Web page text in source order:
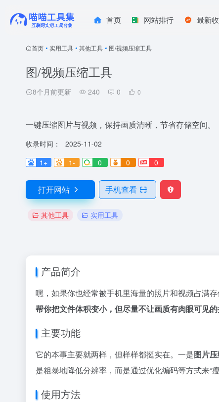
首页 网站排行 最新
首页 • 实用工具 • 其他工具 • 图/视频压缩工具
图/视频压缩工具
8个月前更新 240 0 0
一键压缩图片与视频，保持画质清晰，节省存储空间。
收录时间：
2025-11-02
1+
1- 0 0 0
打开网站 手机查看
其他工具 实用工具
产品简介
嘿，如果你也经常被手机里海量的照片和视频占满
帮你把文件体积变小，但尽量不让画质有肉眼可见
主要功能
它的本事主要就两样，但样样都挺实在。一是图片
是粗暴地降低分辨率，而是通过优化编码等方式来“
使用方法